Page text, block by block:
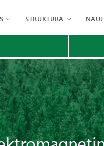
STRUKTŪRA